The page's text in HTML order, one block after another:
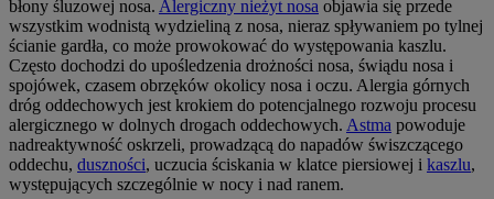
błony śluzowej nosa. Alergiczny nieżyt nosa objawia się przede
wszystkim wodnistą wydzieliną z nosa, nieraz spływaniem po tylnej
ścianie gardła, co może prowokować do występowania kaszlu.
Często dochodzi do upośledzenia drożności nosa, świądu nosa i
spojówek, czasem obrzęków okolicy nosa i oczu. Alergia górnych
dróg oddechowych jest krokiem do potencjalnego rozwoju procesu
alergicznego w dolnych drogach oddechowych. Astma powoduje
nadreaktywność oskrzeli, prowadzącą do napadów świszczącego
oddechu, duszności, uczucia ściskania w klatce piersiowej i kaszlu,
występujących szczególnie w nocy i nad ranem.